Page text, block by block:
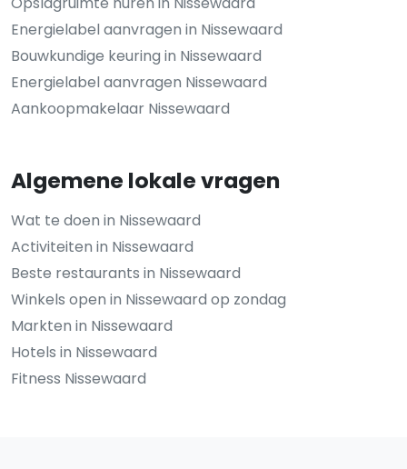
Energielabel aanvragen in Nissewaard
Bouwkundige keuring in Nissewaard
Energielabel aanvragen Nissewaard
Aankoopmakelaar Nissewaard
Algemene lokale vragen
Wat te doen in Nissewaard
Activiteiten in Nissewaard
Beste restaurants in Nissewaard
Winkels open in Nissewaard op zondag
Markten in Nissewaard
Hotels in Nissewaard
Fitness Nissewaard